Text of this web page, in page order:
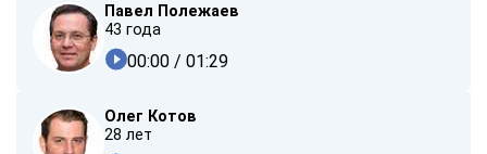
Павел Полежаев
43 года
00:00 / 01:29
Олег Котов
28 лет